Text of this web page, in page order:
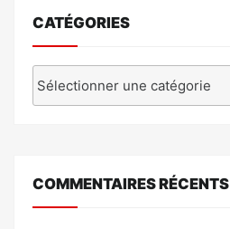
CATÉGORIES
COMMENTAIRES RÉCENTS